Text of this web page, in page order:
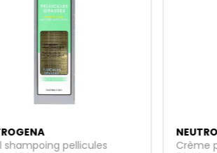
Crème pieds talons crevassés